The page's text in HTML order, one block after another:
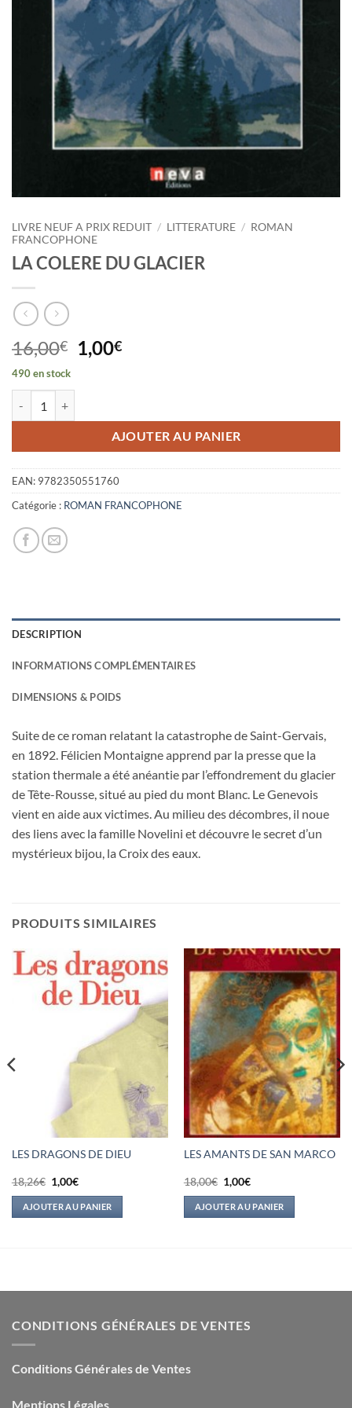
LIVRE NEUF A PRIX REDUIT / LITTERATURE / ROMAN
FRANCOPHONE
LA COLERE DU GLACIER
16,00€
Le
prix
16,00€.
1,00€Le
1,00€.
490 en stock
AJOUTER AU PANIER
EAN: 9782350551760
Catégorie : ROMAN FRANCOPHONE
DESCRIPTION
INFORMATIONS COMPLÉMENTAIRES
DIMENSIONS & POIDS
Suite de ce roman relatant la catastrophe de Saint-Gervais,
en 1892. Félicien Montaigne apprend par la presse que la
station thermale a été anéantie par l’effondrement du glacier
de Tête-Rousse, situé au pied du mont Blanc. Le Genevois
vient en aide aux victimes. Au milieu des décombres, il noue
des liens avec la famille Novelini et découvre le secret d’un
mystérieux bijou, la Croix des eaux.
PRODUITS SIMILAIRES
LES DRAGONS DE DIEU
18,26€ Le
prix
initial
était :
18,26€.
1,00€Le
actuel
est :
1,00€.
AJOUTER AU PANIER
LES AMANTS DE SAN MARCO
18,00€ Le
prix
initial
était :
18,00€.
1,00€Le
actuel
est :
1,00€.
AJOUTER AU PANIER
CONDITIONS GÉNÉRALES DE VENTES
Conditions Générales de Ventes
Mentions Légales